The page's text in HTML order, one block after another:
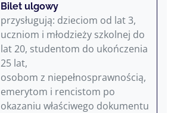
Bilet ulgowy
przysługują: dzieciom od lat 3,
uczniom i młodzieży szkolnej do
lat 20, studentom do ukończenia
25 lat,
osobom z niepełnosprawnością,
emerytom i rencistom po
okazaniu właściwego dokumentu